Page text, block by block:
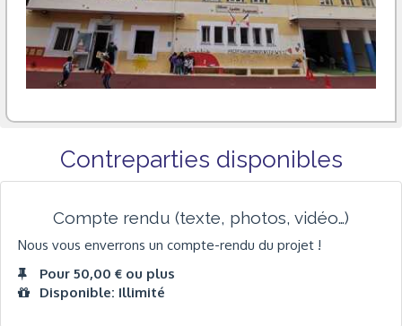
Contreparties disponibles
Compte rendu (texte, photos, vidéo…)
Nous vous enverrons un compte-rendu du projet !
Pour 50,00 € ou plus
Disponible: Illimité